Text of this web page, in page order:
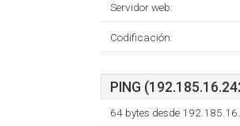
Servidor web:
Codificación:
PING
64 bytes desde